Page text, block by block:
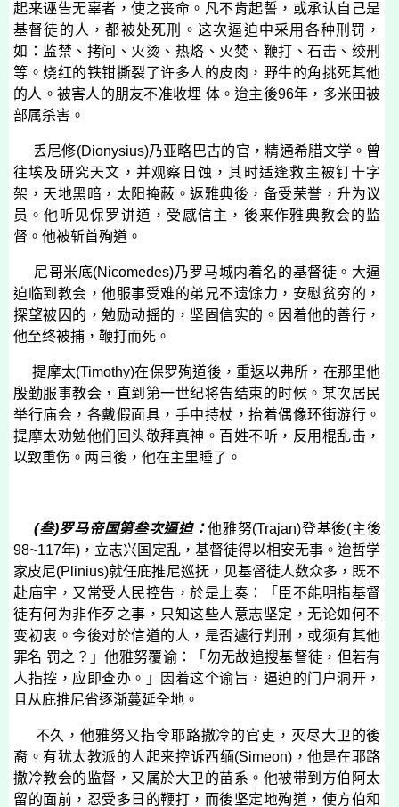
起来诬告无辜者，使之丧命。凡不肯起誓，或承认自己是
基督徒的人，都被处死刑。这次逼迫中采用各种刑罚，
如：监禁、拷问、火烫、热烙、火焚、鞭打、石击、绞刑
等。烧红的铁钳撕裂了许多人的皮肉，野牛的角挑死其他
的人。被害人的朋友不准收埋 体。迨主後96年，多米田被
部属杀害。
丢尼修(Dionysius)乃亚略巴古的官，精通希腊文学。曾
往埃及研究天文，并观察日蚀，其时适逢救主被钉十字
架，天地黑暗，太阳掩蔽。返雅典後，备受荣誉，升为议
员。他听见保罗讲道，受感信主，後来作雅典教会的监
督。他被斩首殉道。
尼哥米底(Nicomedes)乃罗马城内着名的基督徒。大逼
迫临到教会，他服事受难的弟兄不遗馀力，安慰贫穷的，
探望被囚的，勉励动摇的，坚固信实的。因着他的善行，
他至终被捕，鞭打而死。
提摩太(Timothy)在保罗殉道後，重返以弗所，在那里他
殷勤服事教会，直到第一世纪将告结束的时候。某次居民
举行庙会，各戴假面具，手中持杖，抬着偶像环街游行。
提摩太劝勉他们回头敬拜真神。百姓不听，反用棍乱击，
以致重伤。两日後，他在主里睡了。
(叁)罗马帝国第叁次逼迫：他雅努(Trajan)登基後(主後
98~117年) ，立志兴国定乱，基督徒得以相安无事。迨哲学
家皮尼(Plinius)就任庇推尼巡抚，见基督徒人数众多，既不
赴庙宇，又常受人民控告，於是上奏：「臣不能明指基督
徒有何为非作歹之事，只知这些人意志坚定，无论如何不
变初衷。今後对於信道的人，是否遽行判刑，或须有其他
罪名 罚之？」他雅努覆谕：「勿无故追搜基督徒，但若有
人指控，应即查办。」因着这个谕旨，逼迫的门户洞开，
且从庇推尼省逐渐蔓延全地。
不久，他雅努又指令耶路撒冷的官吏，灭尽大卫的後
裔。有犹太教派的人起来控诉西缅(Simeon) ，他是在耶路
撒冷教会的监督，又属於大卫的苗系。他被带到方伯阿太
留的面前，忍受多日的鞭打，而後坚定地殉道，使方伯和